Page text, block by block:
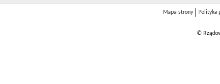
Mapa strony Polityka
©